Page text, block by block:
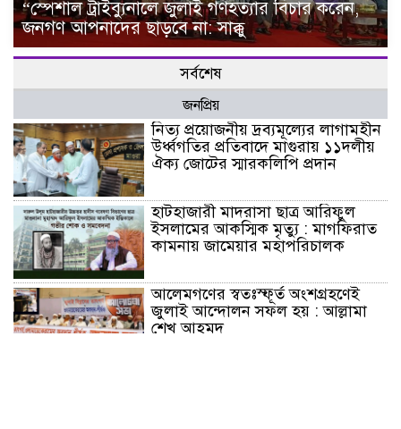
“স্পেশাল ট্রাইব্যুনালে জুলাই গণহত্যার বিচার করেন,
জনগণ আপনাদের ছাড়বে না: সাক্কু
সর্বশেষ
জনপ্রিয়
নিত্য প্রয়োজনীয় দ্রব্যমূল্যের লাগামহীন
উর্ধ্বগতির প্রতিবাদে মাগুরায় ১১দলীয়
ঐক্য জোটের স্মারকলিপি প্রদান
হাটহাজারী মাদরাসা ছাত্র আরিফুল
ইসলামের আকস্মিক মৃত্যু : মাগফিরাত
কামনায় জামেয়ার মহাপরিচালক
আলেমগণের স্বতঃস্ফূর্ত অংশগ্রহণেই
জুলাই আন্দোলন সফল হয় : আল্লামা
শেখ আহমদ